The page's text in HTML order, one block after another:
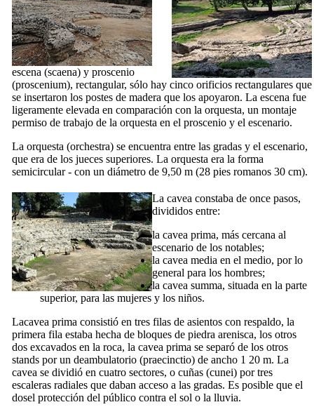
escena (scaena) y proscenio
(proscenium), rectangular, sólo hay cinco orificios rectangulares que
se insertaron los postes de madera que los apoyaron. La escena fue
ligeramente elevada en comparación con la orquesta, un montaje
permiso de trabajo de la orquesta en el proscenio y el escenario.
La orquesta (orchestra) se encuentra entre las gradas y el escenario,
que era de los jueces superiores. La orquesta era la forma
semicircular - con un diámetro de 9,50 m (28 pies romanos 30 cm).
La cavea constaba de once pasos,
divididos entre:
la cavea prima, más cercana al
escenario de los notables;
la cavea media en el medio, por lo
general para los hombres;
la cavea summa, situada en la parte
superior, para las mujeres y los niños.
Lacavea prima consistió en tres filas de asientos con respaldo, la
primera fila estaba hecha de bloques de piedra arenisca, los otros
dos excavados en la roca, la cavea prima se separó de los otros
stands por un deambulatorio (praecinctio) de ancho 1 20 m. La
cavea se dividió en cuatro sectores, o cuñas (cunei) por tres
escaleras radiales que daban acceso a las gradas. Es posible que el
dosel protección del público contra el sol o la lluvia.